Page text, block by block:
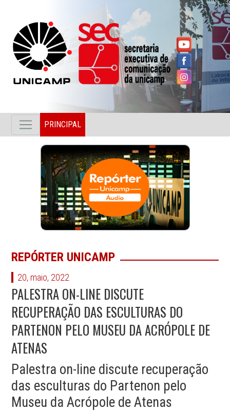
PRINCIPAL
REPÓRTER UNICAMP
20, maio, 2022
PALESTRA ON-LINE DISCUTE
RECUPERAÇÃO DAS ESCULTURAS DO
PARTENON PELO MUSEU DA ACRÓPOLE DE
ATENAS
Palestra on-line discute recuperação
das esculturas do Partenon pelo
Museu da Acrópole de Atenas